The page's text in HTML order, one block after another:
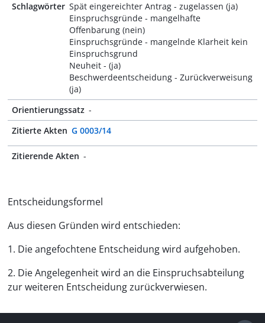
Schlagwörter Spät eingereichter Antrag - zugelassen (ja)
Einspruchsgründe - mangelhafte
Offenbarung (nein)
Einspruchsgründe - mangelnde Klarheit kein
Einspruchsgrund
Neuheit - (ja)
Beschwerdeentscheidung - Zurückverweisung
(ja)
Orientierungssatz -
Zitierte Akten G 0003/14
Zitierende Akten -
Entscheidungsformel
Aus diesen Gründen wird entschieden:
1. Die angefochtene Entscheidung wird aufgehoben.
2. Die Angelegenheit wird an die Einspruchsabteilung
zur weiteren Entscheidung zurückverwiesen.